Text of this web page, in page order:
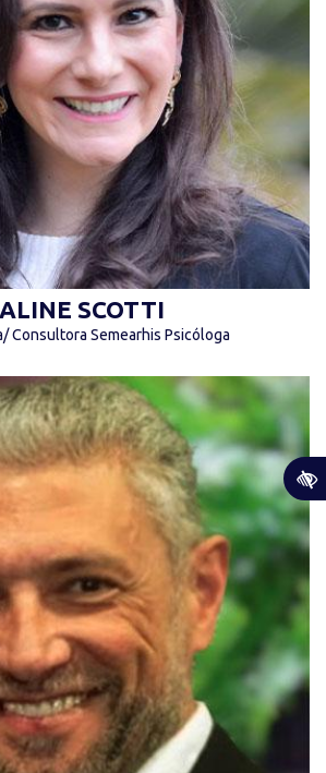
deveria ser natural e não um favor!
empatia por favor!” (Aline Scotti)
ALINE SCOTTI
Consultora Semearhis Psicóloga
seu sucesso. Tudo que é bom,
tempo.” (Argemiro Nora)